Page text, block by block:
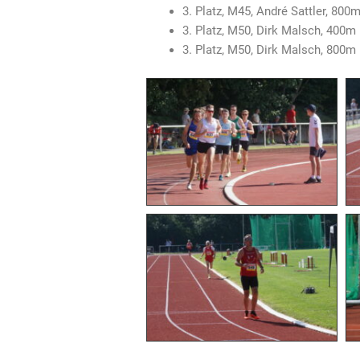
3. Platz, M45, André Sattler,
3. Platz, M50, Dirk Malsch, 400m
3. Platz, M50, Dirk Malsch, 800m